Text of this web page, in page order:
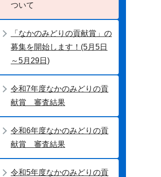
ついて
「なかのみどりの貢献賞」の
募集を開始します！(5月5日
～5月29日)
令和7年度なかのみどりの貢
献賞 審査結果
令和6年度なかのみどりの貢
献賞 審査結果
令和5年度なかのみどりの貢